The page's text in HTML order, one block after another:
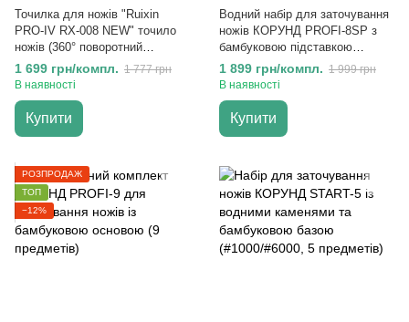
Точилка для ножів "Ruixin
PRO-IV RX-008 NEW" точило
ножів (360° поворотний
механізм, 4 камені)
1 699 грн/компл. 1 777 грн
В наявності
Купити
Водний набір для заточування
ножів КОРУНД PROFI-8SP з
бамбуковою підставкою
(#400/#1000, #3000/#8000, 8
предметів)
1 899 грн/компл. 1 999 грн
В наявності
Купити
РОЗПРОДАЖ
ТОП
−12%